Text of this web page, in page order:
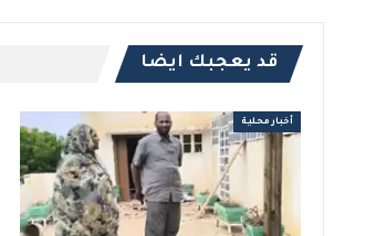
قد يعجبك ايضا
أخبار محلية